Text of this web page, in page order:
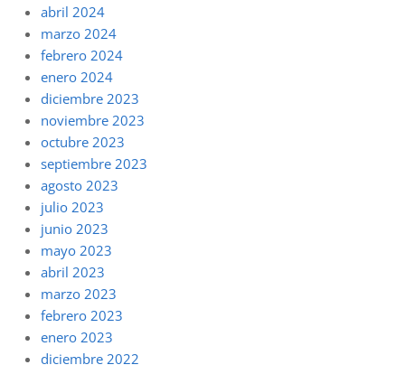
abril 2024
marzo 2024
febrero 2024
enero 2024
diciembre 2023
noviembre 2023
octubre 2023
septiembre 2023
agosto 2023
julio 2023
junio 2023
mayo 2023
abril 2023
marzo 2023
febrero 2023
enero 2023
diciembre 2022